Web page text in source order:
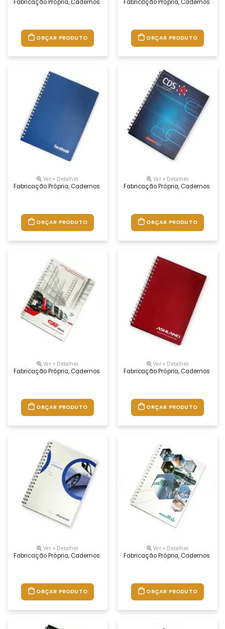
Fabricação Própria, Cadernos Personalizados Do Seu Jeito.tamanhos
ORÇAR PRODUTO
Fabricação Própria, Cadernos
ORÇAR PRODUTO
Ver + Detalhes
Fabricação Própria, Cadernos Personalizados Do Seu Jeito.tamanhos
ORÇAR PRODUTO
Ver + Detalhes
Fabricação Própria, Cadernos
ORÇAR PRODUTO
Ver + Detalhes
Fabricação Própria, Cadernos Personalizados Do Seu Jeito.tamanhos
ORÇAR PRODUTO
Ver + Detalhes
Fabricação Própria, Cadernos
ORÇAR PRODUTO
Ver + Detalhes
Fabricação Própria, Cadernos Personalizados Do Seu Jeito.tamanhos
ORÇAR PRODUTO
Ver + Detalhes
Fabricação Própria, Cadernos
ORÇAR PRODUTO